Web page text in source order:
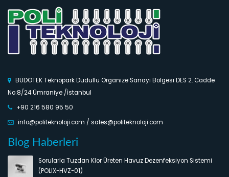
BÜDOTEK Teknopark Dudullu Organize Sanayi Bölgesi DES 2. Cadde
No:8/24 Ümraniye /İstanbul
+90 216 580 95 50
info@politeknoloji.com / sales@politeknoloji.com
Blog Haberleri
Sorularla Tuzdan Klor Üreten Havuz Dezenfeksiyon Sistemi
(POLIX-HVZ-01)